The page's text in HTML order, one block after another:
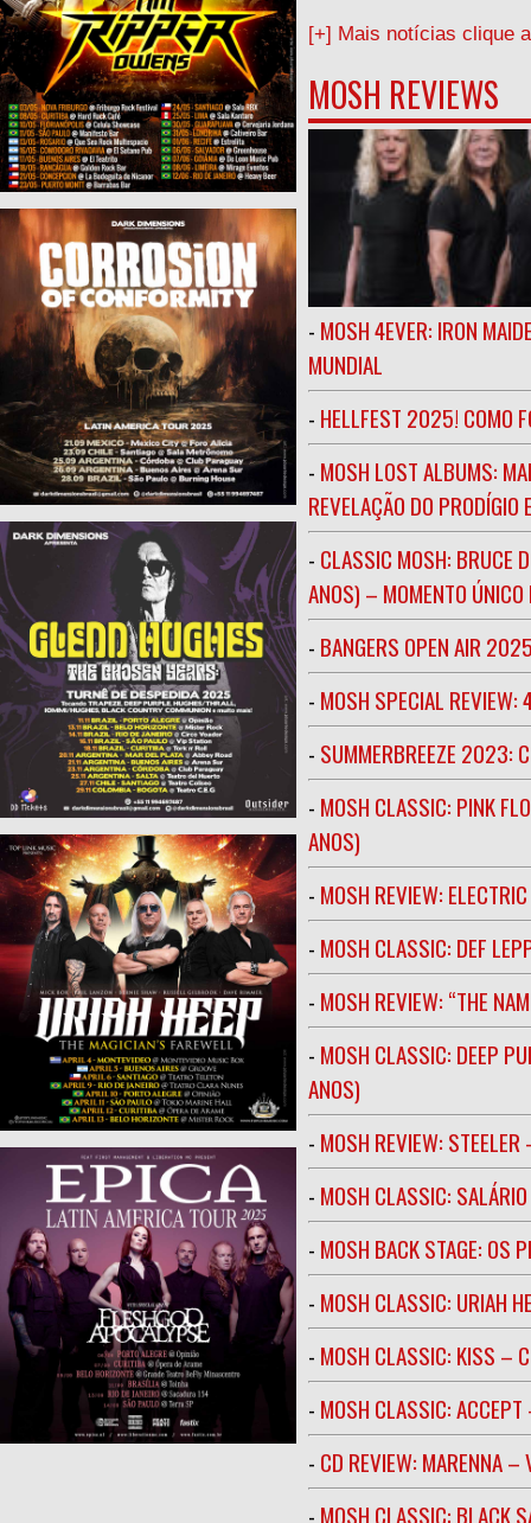
[+] Mais notícias clique
MOSH REVIEWS
- MOSH 4EVER: IRON
MUNDIAL
- HELLFEST 2025! COMO
- MOSH LOST ALBUMS:
REVELAÇÃO DO
- CLASSIC MOSH: BRUCE
ANOS) – MOMENTO ÚNICO
- BANGERS OPEN AIR
- MOSH SPECIAL REVIEW:
- SUMMERBREEZE 2023:
- MOSH CLASSIC: PINK
ANOS)
- MOSH REVIEW:
- MOSH CLASSIC: DEF
- MOSH REVIEW: “THE
- MOSH CLASSIC: DEEP
ANOS)
- MOSH REVIEW: STEELER
- MOSH CLASSIC:
- MOSH BACK STAGE: OS
- MOSH CLASSIC: URIAH
- MOSH CLASSIC: KISS –
- MOSH CLASSIC:
- CD REVIEW: MARENNA –
- MOSH CLASSIC: BLACK